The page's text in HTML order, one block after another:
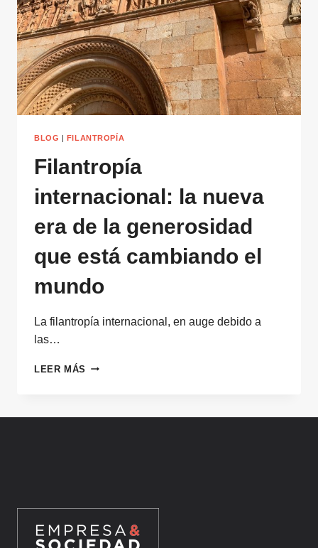
BLOG | FILANTROPÍA
Filantropía
internacional: la nueva
era de la generosidad
que está cambiando el
mundo
La filantropía internacional, en auge debido a
las…
LEER MÁS FILANTROPÍA
CAMBIANDO
MUNDO